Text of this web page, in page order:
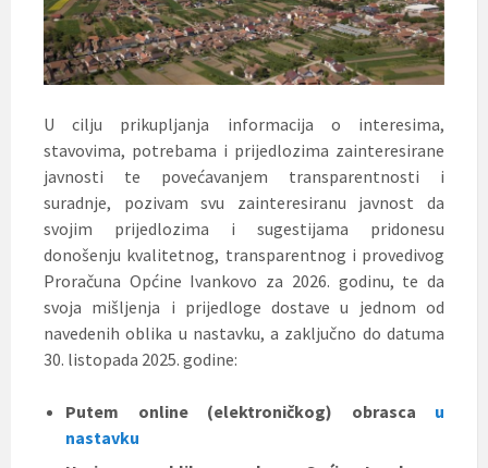
U cilju prikupljanja informacija o interesima,
stavovima, potrebama i prijedlozima zainteresirane
javnosti te povećavanjem transparentnosti i
suradnje, pozivam svu zainteresiranu javnost da
svojim prijedlozima i sugestijama pridonesu
donošenju kvalitetnog, transparentnog i provedivog
Proračuna Općine Ivankovo za 2026. godinu, te da
svoja mišljenja i prijedloge dostave u jednom od
navedenih oblika u nastavku, a zaključno do datuma
30. listopada 2025. godine:
Putem online (elektroničkog) obrasca u
nastavku